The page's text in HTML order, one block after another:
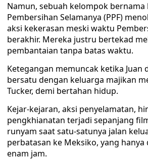
Namun, sebuah kelompok bernama
Pembersihan Selamanya (PPF)
aksi kekerasan meski waktu
berakhir. Mereka justru bertekad
pembantaian tanpa batas waktu.
Ketegangan memuncak ketika Juan
bersatu dengan keluarga majikan
Tucker, demi bertahan hidup.
Kejar-kejaran, aksi penyelamatan,
pengkhianatan terjadi sepanjang
runyam saat satu-satunya jalan
perbatasan ke Meksiko, yang hanya
enam jam.